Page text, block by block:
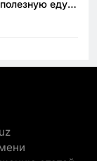
еду.